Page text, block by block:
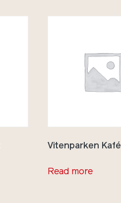
Vitenparken Kafé
Read more